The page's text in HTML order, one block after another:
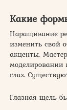
Какие
Наращивание
изменить свой
акценты.
моделировании
глаз.
Глазная щель